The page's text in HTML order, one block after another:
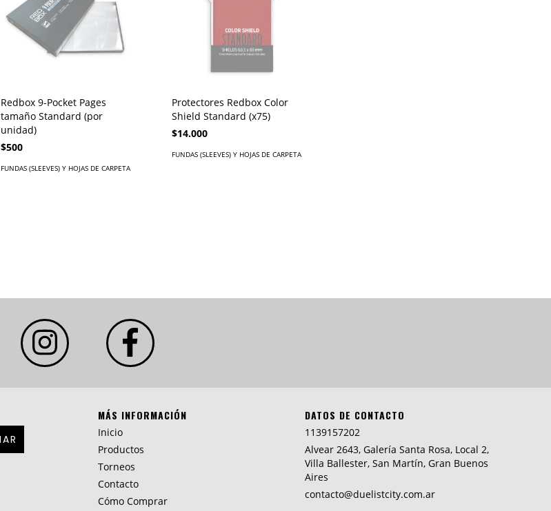
Redbox 9-Pocket Pages
tamaño Standard (por
unidad)
$500
FUNDAS (SLEEVES) Y HOJAS DE CARPETA
Protectores Redbox Color
Shield Standard (x75)
$14.000
FUNDAS (SLEEVES) Y HOJAS DE CARPETA
MÁS INFORMACIÓN
Inicio
Productos
Torneos
Contacto
Cómo Comprar
DATOS DE CONTACTO
1139157202
Alvear 2643, Galería Santa Rosa, Local 2,
Villa Ballester, San Martín, Gran Buenos
Aires
contacto@duelistcity.com.ar